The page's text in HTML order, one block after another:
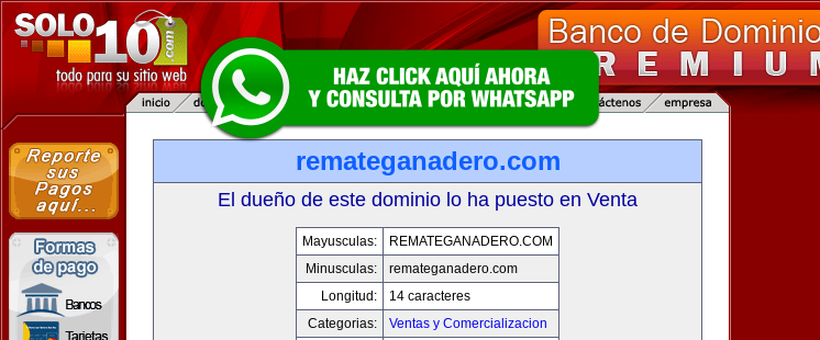
remateganadero.com
El dueño de este dominio lo ha puesto en Venta
Mayusculas:
REMATEGANADERO.COM
Minusculas:
remateganadero.com
Longitud:
14 caracteres
Categorias:
Ventas y Comercializacion